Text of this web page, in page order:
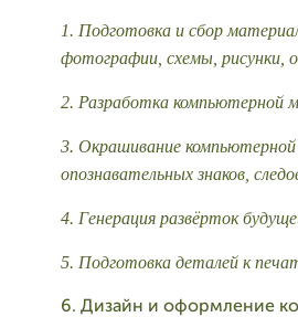
1. Подготовка и сбор
фотографии, схемы, рисунки,
2. Разработка компьютерной
3. Окрашивание компьютерной
опознавательных знаков,
4. Генерация развёрток
5. Подготовка деталей к
6. Дизайн и оформление